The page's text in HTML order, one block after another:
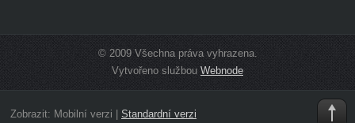
© 2009 Všechna práva vyhrazena.
Vytvořeno službouWebnode
Zobrazit: Mobilní verzi Standardní verzi